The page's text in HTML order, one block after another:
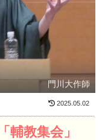
門川大作師
2025.05.02
輔教集会」